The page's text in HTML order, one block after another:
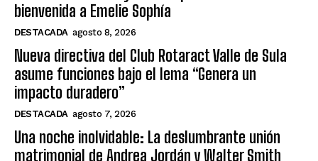
bienvenida a Emelie Sophía
DESTACADA agosto 8, 2026
Nueva directiva del Club Rotaract Valle de Sula
asume funciones bajo el lema “Genera un
impacto duradero”
DESTACADA agosto 7, 2026
Una noche inolvidable: La deslumbrante unión
matrimonial de Andrea Jordán y Walter Smith